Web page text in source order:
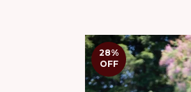
28%
OFF